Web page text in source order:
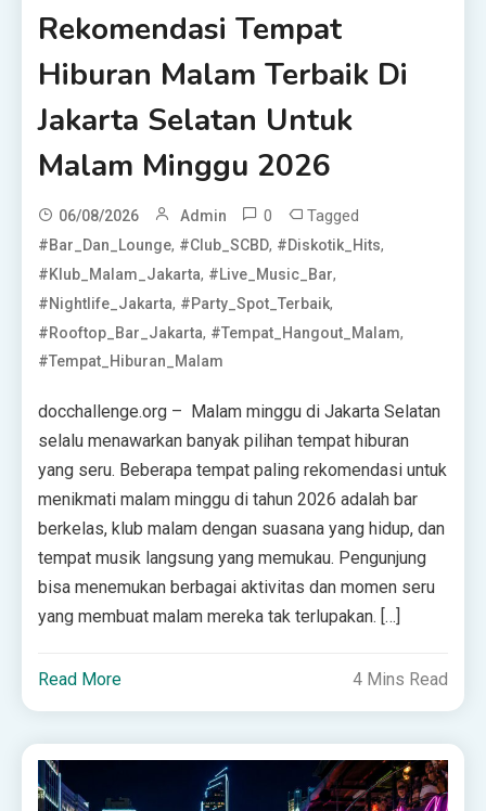
Rekomendasi Tempat
Hiburan Malam Terbaik Di
Jakarta Selatan Untuk
Malam Minggu 2026
06/08/2026 Admin 0 Tagged
#Bar_Dan_Lounge, #Club_SCBD, #Diskotik_Hits,
#Klub_Malam_Jakarta, #Live_Music_Bar,
#Nightlife_Jakarta, #Party_Spot_Terbaik,
#Rooftop_Bar_Jakarta, #Tempat_Hangout_Malam,
#Tempat_Hiburan_Malam
docchallenge.org – Malam minggu di Jakarta Selatan
selalu menawarkan banyak pilihan tempat hiburan
yang seru. Beberapa tempat paling rekomendasi untuk
menikmati malam minggu di tahun 2026 adalah bar
berkelas, klub malam dengan suasana yang hidup, dan
tempat musik langsung yang memukau. Pengunjung
bisa menemukan berbagai aktivitas dan momen seru
yang membuat malam mereka tak terlupakan. […]
Read More 4 Mins Read